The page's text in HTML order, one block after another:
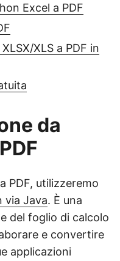
Excel a PDF
XLS a PDF in
da
PDF, utilizzeremo
via Java. È una
del foglio di calcolo
e convertire
applicazioni